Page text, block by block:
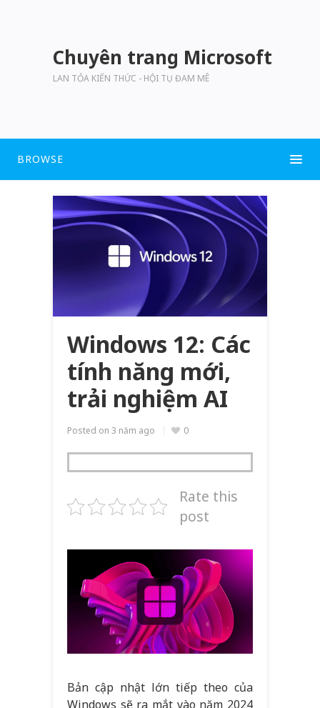
Chuyên trang Microsoft
LAN TỎA KIẾN THỨC - HỘI TỤ ĐAM MÊ
BROWSE
Windows 12: Các
tính năng mới,
trải nghiệm AI
Posted on 3 năm ago 0
Rate this
post
Bản cập nhật lớn tiếp theo của
Windows sẽ ra mắt vào năm 2024